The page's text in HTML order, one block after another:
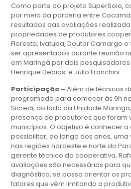
Como parte do projeto SuperSolo,
por meio da parceria entre
resultados das avaliações
propriedades de produtores
Floresta, Ivatuba, Doutor Camargo
ser apresentados durante reunião
em Maringá por dois
Henrique Debiasi e Júlio Franchini.
Participação – Além de técnicos
programado para começar às 9h
Sicredi, ao lado da Unidade
presença de produtores que foram
municípios. O objetivo é conhecer
possibilitar, ao longo dos anos,
nas regiões noroeste e norte do
gerente técnico da cooperativa,
avaliações são necessárias para
diagnóstico, se possa orientar os
fatores que vêm limitando a